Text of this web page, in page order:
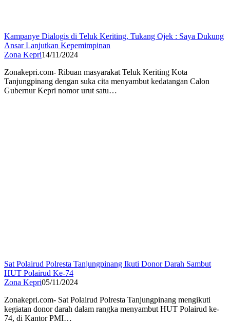
Kampanye Dialogis di Teluk Keriting, Tukang Ojek : Saya Dukung
Ansar Lanjutkan Kepemimpinan
Zona Kepri14/11/2024
Zonakepri.com- Ribuan masyarakat Teluk Keriting Kota
Tanjungpinang dengan suka cita menyambut kedatangan Calon
Gubernur Kepri nomor urut satu…
Sat Polairud Polresta Tanjungpinang Ikuti Donor Darah Sambut
HUT Polairud Ke-74
Zona Kepri05/11/2024
Zonakepri.com- Sat Polairud Polresta Tanjungpinang mengikuti
kegiatan donor darah dalam rangka menyambut HUT Polairud ke-
74, di Kantor PMI…